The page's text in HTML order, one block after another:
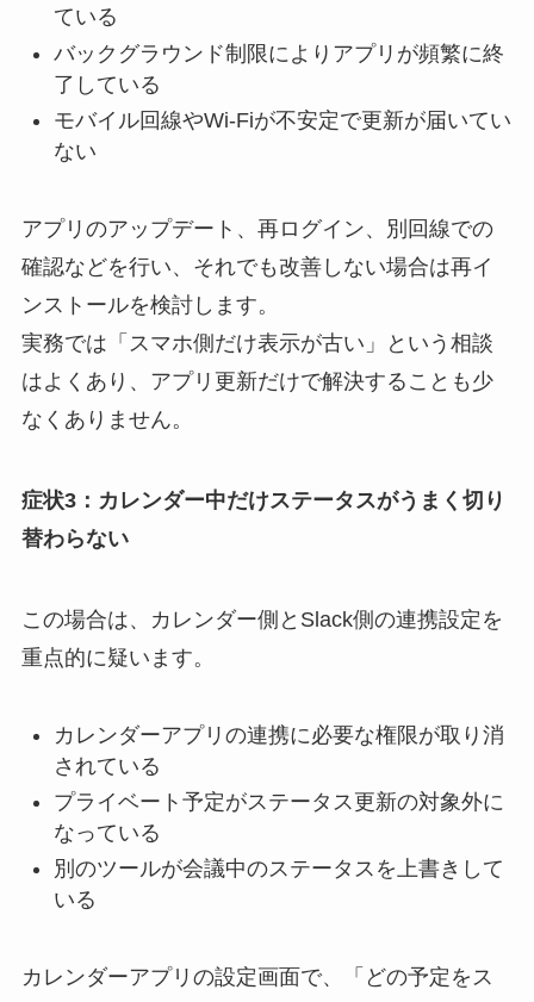
ている
バックグラウンド制限によりアプリが頻繁に終
了している
モバイル回線やWi-Fiが不安定で更新が届いてい
ない
アプリのアップデート、再ログイン、別回線での
確認などを行い、それでも改善しない場合は再イ
ンストールを検討します。
実務では「スマホ側だけ表示が古い」という相談
はよくあり、アプリ更新だけで解決することも少
なくありません。
症状3：カレンダー中だけステータスがうまく切り
替わらない
この場合は、カレンダー側とSlack側の連携設定を
重点的に疑います。
カレンダーアプリの連携に必要な権限が取り消
されている
プライベート予定がステータス更新の対象外に
なっている
別のツールが会議中のステータスを上書きして
いる
カレンダーアプリの設定画面で、「どの予定をス